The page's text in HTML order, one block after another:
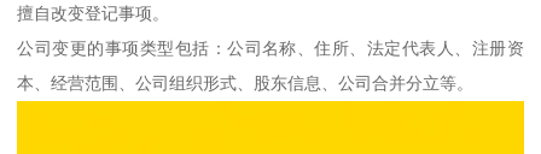
擅自改变登记事项。
公司变更的事项类型包括：公司名称、住所、法定代表人、注册资
本、经营范围、公司组织形式、股东信息、公司合并分立等。